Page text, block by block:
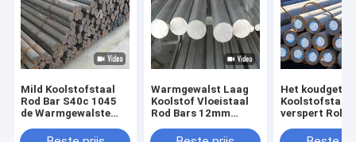
Mild Koolstofstaal
Rod Bar S40c 1045
de Warmgewalste
van A36
Warmgewalst Laag
Koolstof Vloeistaal
Rod Bars 12mm
Sm45c
Het
Koolstofstaal
verspert
A36 C45 1045